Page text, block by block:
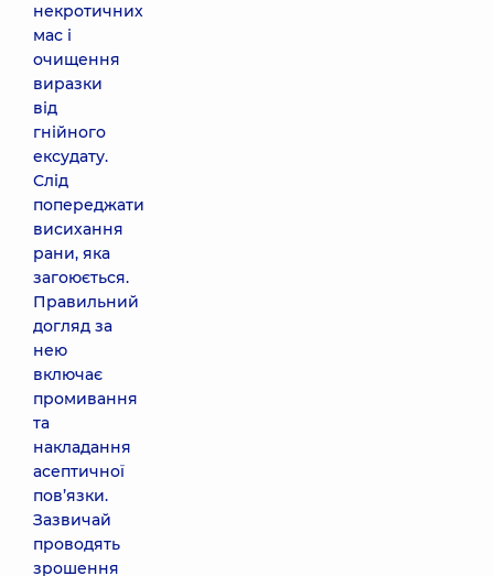
некротичних
мас і
очищення
виразки
від
гнійного
ексудату.
Слід
попереджати
висихання
рани, яка
загоюється.
Правильний
догляд за
нею
включає
промивання
та
накладання
асептичної
пов’язки.
Зазвичай
проводять
зрошення